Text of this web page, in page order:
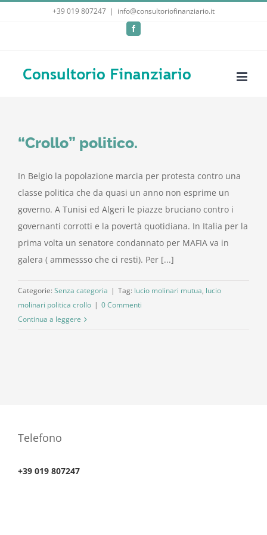
+39 019 807247 | info@consultoriofinanziario.it
Facebook
“Crollo” politico.
In Belgio la popolazione marcia per protesta contro una
classe politica che da quasi un anno non esprime un
governo. A Tunisi ed Algeri le piazze bruciano contro i
governanti corrotti e la povertà quotidiana. In Italia per la
prima volta un senatore condannato per MAFIA va in
galera ( ammessso che ci resti). Per [...]
Categorie: Senza categoria | Tag: lucio molinari mutua, lucio
molinari politica crollo | 0 Commenti
Continua a leggere
Telefono
+39 019 807247